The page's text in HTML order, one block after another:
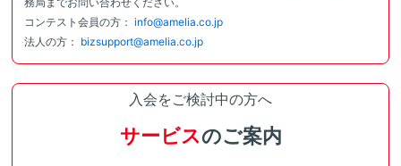
コンテスト会員の方： info@amelia.co.jp
法人の方： bizsupport@amelia.co.jp
入会をご検討中の方へ
サービスのご案内